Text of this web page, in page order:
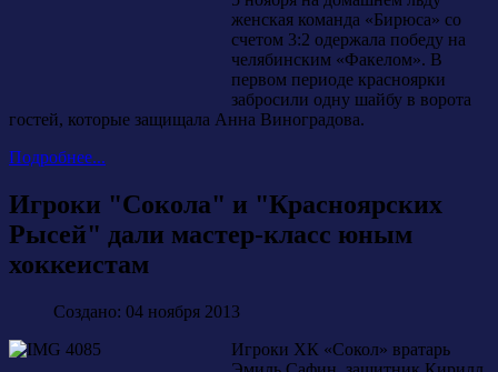
женская команда «Бирюса» со
счетом 3:2 одержала победу на
челябинским «Факелом». В
первом периоде красноярки
забросили одну шайбу в ворота
гостей, которые защищала Анна Виноградова.
Подробнее...
Игроки "Сокола" и "Красноярских
Рысей" дали мастер-класс юным
хоккеистам
Создано: 04 ноября 2013
Игроки ХК «Сокол» вратарь